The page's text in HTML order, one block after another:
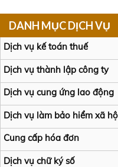
DANH MỤC DỊCH VỤ
Dịch vụ kế toán thuế
Dịch vụ thành lập công ty
Dịch vụ cung ứng lao động
Dịch vụ làm bảo hiểm xã
Cung cấp hóa đơn
Dịch vụ chữ ký số